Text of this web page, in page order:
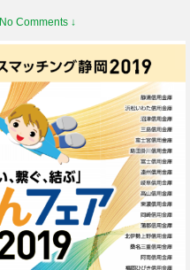
No Comments ↓